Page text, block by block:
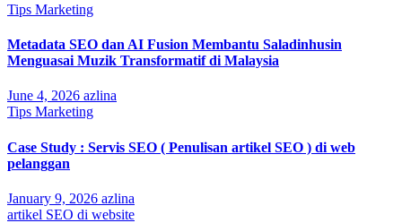
Tips Marketing
Metadata SEO dan AI Fusion Membantu Saladinhusin
Menguasai Muzik Transformatif di Malaysia
June 4, 2026 azlina
Tips Marketing
Case Study : Servis SEO ( Penulisan artikel SEO ) di web
pelanggan
January 9, 2026 azlina
artikel SEO di website